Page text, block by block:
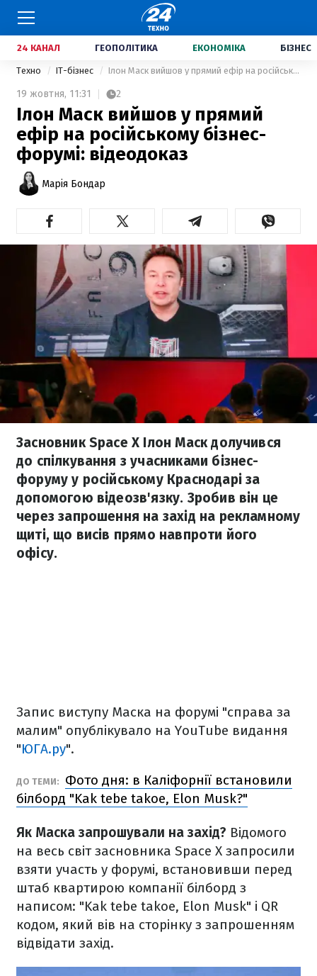
24 КАНАЛ ГЕОПОЛІТИКА ЕКОНОМІКА БІЗНЕС
Техно IT-бізнес Ілон Маск вийшов у прямий ефір на російському бізнес-форумі: відеодоказ
19 жовтня, 11:31 2
Ілон Маск вийшов у прямий
ефір на російському бізнес-
форумі: відеодоказ
Марія Бондар
Засновник Space X Ілон Маск долучився
до спілкування з учасниками бізнес-
форуму у російському Краснодарі за
допомогою відеозв'язку. Зробив він це
через запрошення на захід на рекламному
щиті, що висів прямо навпроти його
офісу.
Запис виступу Маска на форумі "справа за
малим" опублікувало на YouTube видання
"ЮГА.ру".
ДО ТЕМИ:
Фото дня: в Каліфорнії встановили
білборд "Kak tebe takoe, Elon Musk?"
Як Маска запрошували на захід? Відомого
на весь світ засновника Space X запросили
взяти участь у форумі, встановивши перед
штаб квартирою компанії білборд з
написом: "Kak tebe takoe, Elon Musk" і QR
кодом, який вів на сторінку з запрошенням
відвідати захід.